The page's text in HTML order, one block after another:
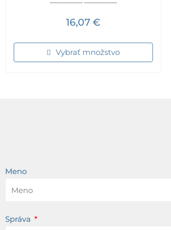
16,07 €
Vybrať množstvo
Meno
Správa